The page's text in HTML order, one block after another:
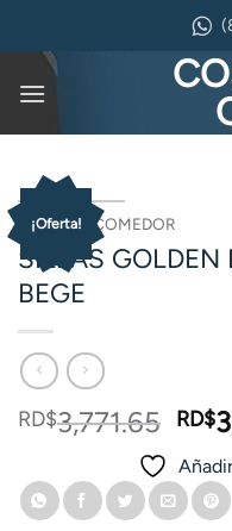
contenido
¡Oferta!
INICIO / COMEDOR
SILLAS
BEGE
RD$3,771.65 El
era:
RD$